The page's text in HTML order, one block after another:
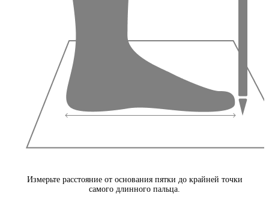
Измерьте расстояние от основания пятки до крайней точки
самого длинного пальца.